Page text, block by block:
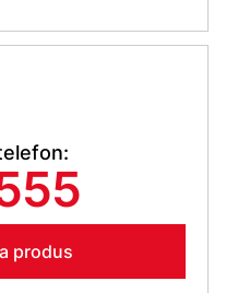
produs